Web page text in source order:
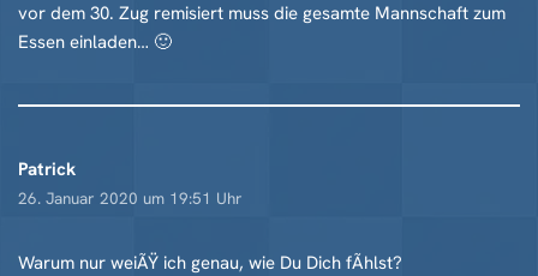
vor dem 30. Zug remisiert muss die gesamte Mannschaft zum
Essen einladen… 🙂
Patrick
26. Januar 2020 um 19:51 Uhr
Warum nur weiÃŸ ich genau, wie Du Dich fÃhlst?